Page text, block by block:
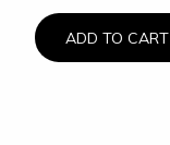
ADD TO CART